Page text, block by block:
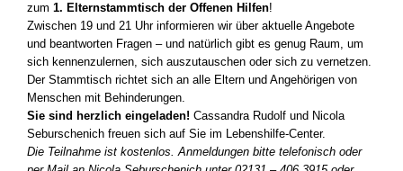
zum 1. Eltern­stamm­tisch der Offe­nen Hil­fen!
Zwi­schen 19 und 21 Uhr infor­mie­ren wir über aktu­el­le Ange­bo­te
und beant­wor­ten Fra­gen – und natür­lich gibt es genug Raum, um
sich ken­nen­zu­ler­nen, sich aus­zu­tau­schen oder sich zu ver­net­zen.
Der Stamm­tisch rich­tet sich an alle Eltern und Ange­hö­ri­gen von
Men­schen mit Behin­de­run­gen.
Sie sind herz­lich ein­ge­la­den! Cas­san­dra Rudolf und Nico­la
Sebur­sche­nich freu­en sich auf Sie im Lebenshilfe-Center.
Die Teil­nah­me ist kos­ten­los. Anmel­dun­gen bit­te tele­fo­nisch oder